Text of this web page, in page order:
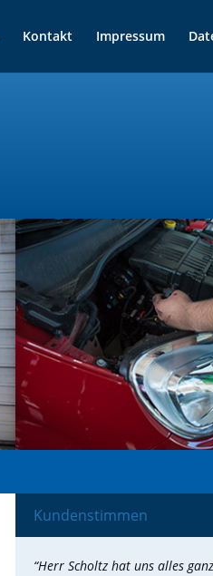
Kontakt Impressum
Kundenstimmen
“Herr Scholtz hat uns alles